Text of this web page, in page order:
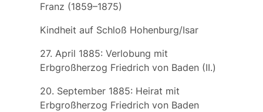
Franz (1859–1875)
Kindheit auf Schloß Hohenburg/Isar
27. April 1885: Verlobung mit
Erbgroßherzog Friedrichvon Baden (II.)
20. September 1885: Heirat mit
Erbgroßherzog Friedrich von Baden